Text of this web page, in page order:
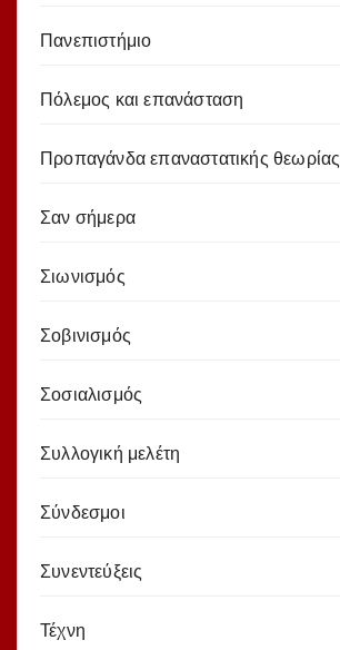
Πανεπιστήμιο
Πόλεμος και επανάσταση
Προπαγάνδα επαναστατικής θεωρίας
Σαν σήμερα
Σιωνισμός
Σοβινισμός
Σοσιαλισμός
Συλλογική μελέτη
Σύνδεσμοι
Συνεντεύξεις
Τέχνη